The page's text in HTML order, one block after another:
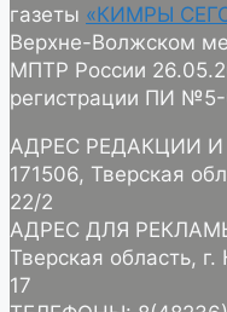
газеты «КИМРЫ
Верхне-Волжском
МПТР России
регистрации ПИ №5-
АДРЕС РЕДАКЦИИ И
171506, Тверская
22/2
АДРЕС ДЛЯ
Тверская область,
17